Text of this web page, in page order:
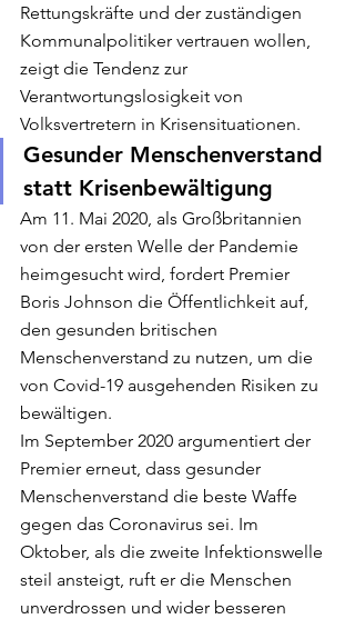
Rettungskräfte und der zuständigen
Kommunalpolitiker vertrauen wollen,
zeigt die Tendenz zur
Verantwortungslosigkeit von
Volksvertretern in Krisensituationen.
Gesunder Menschenverstand
statt Krisenbewältigung
Am 11. Mai 2020, als Großbritannien
von der ersten Welle der Pandemie
heimgesucht wird, fordert Premier
Boris Johnson die Öffentlichkeit auf,
den gesunden britischen
Menschenverstand zu nutzen, um die
von Covid-19 ausgehenden Risiken zu
bewältigen.
Im September 2020 argumentiert der
Premier erneut, dass gesunder
Menschenverstand die beste Waffe
gegen das Coronavirus sei. Im
Oktober, als die zweite Infektionswelle
steil ansteigt, ruft er die Menschen
unverdrossen und wider besseren